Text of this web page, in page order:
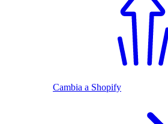
Cambia a Shopify